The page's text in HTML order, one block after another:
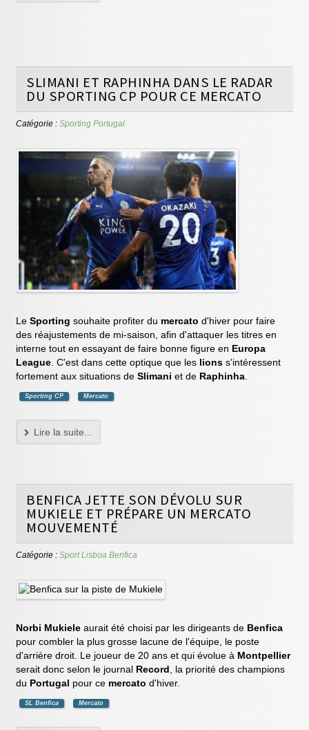
SLIMANI ET RAPHINHA DANS LE RADAR
DU SPORTING CP POUR CE MERCATO
Catégorie :Sporting Portugal
LeSportingsouhaite profiter dumercatod'hiver pour faire
des réajustements de mi-saison, afin d'attaquer les titres en
interne tout en essayant de faire bonne figure en Europa
League. C'est dans cette optique que les lionss'intéressent
fortement aux situations deSlimaniet de Raphinha.
Sporting CP Mercato
Lire la suite...
BENFICA JETTE SON DÉVOLU SUR
MUKIELE ET PRÉPARE UN MERCATO
MOUVEMENTÉ
Catégorie :Sport Lisboa Benfica
Norbi Mukiele aurait été choisi par les dirigeants de Benfica
pour combler la plus grosse lacune de l'équipe, le poste
d'arrière droit. Le joueur de 20 ans et qui évolue à Montpellier
serait donc selon le journal
Record , la priorité des champions
duPortugalpour ce mercatod'hiver.
SL Benfica Mercato